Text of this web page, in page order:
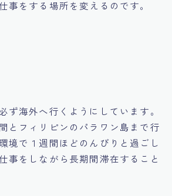
事をする場所を変えるのです。
ず海外へ行くようにしています。
とフィリピンのパラワン島まで行
境で１週間ほどのんびりと過ごし
事をしながら長期間滞在すること